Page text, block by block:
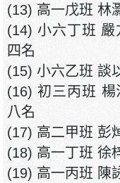
(13) 高一戊班 林
(14) 小六丁班
四名
(15) 小六乙班 談
(16) 初三丙班
八名
(17) 高二甲班 彭
(18) 高一丁班 徐
(19) 高一丙班 陳